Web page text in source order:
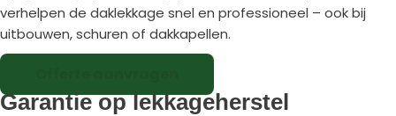
verhelpen de daklekkage snel en professioneel – ook bij
uitbouwen, schuren of dakkapellen.
Garantie op lekkageherstel